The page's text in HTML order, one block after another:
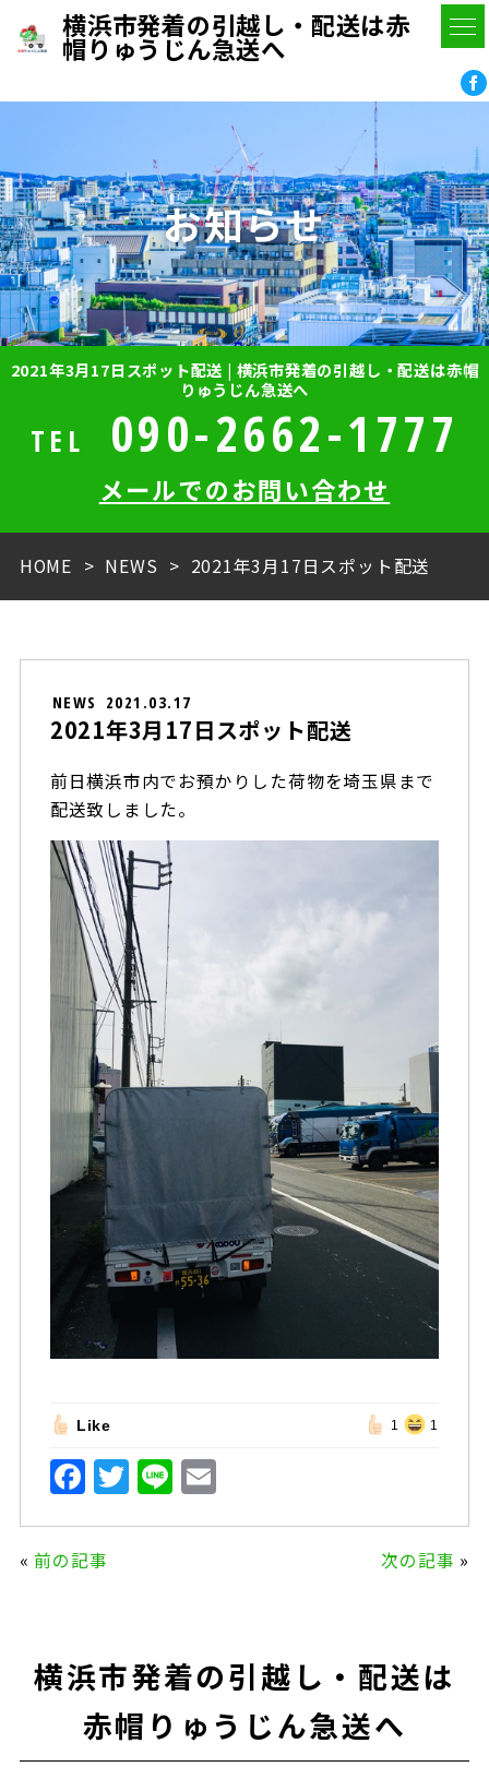
横浜市発着の引越し・配送は赤
帽りゅうじん急送へ
お知らせ
2021年3月17日スポット配送 | 横浜市発着の引越し・配送は赤帽
りゅうじん急送へ
TEL 090-2662-1777
メールでのお問い合わせ
HOME NEWS 2021年3月17日スポット配送
NEWS 2021.03.17
2021年3月17日スポット配送
前日横浜市内でお預かりした荷物を埼玉県まで
配送致しました。
Like 1 1
F
a
c
e
o
o
k
T
w
Li
n
E
« 前の記事 次の記事 »
横浜市発着の引越し・配送は
赤帽りゅうじん急送へ